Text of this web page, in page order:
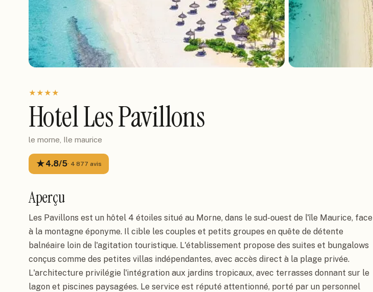
★★★★
Hotel Les Pavillons
le morne, Ile maurice
★4.8/5· 4 877 avis
Aperçu
Les Pavillons est un hôtel 4 étoiles situé au Morne, dans le sud-ouest de l'île Maurice, face
à la montagne éponyme. Il cible les couples et petits groupes en quête de détente
balnéaire loin de l'agitation touristique. L'établissement propose des suites et bungalows
conçus comme des petites villas indépendantes, avec accès direct à la plage privée.
L'architecture privilégie l'intégration aux jardins tropicaux, avec terrasses donnant sur le
lagon et piscines paysagées. Le service est réputé attentionné, porté par un personnel